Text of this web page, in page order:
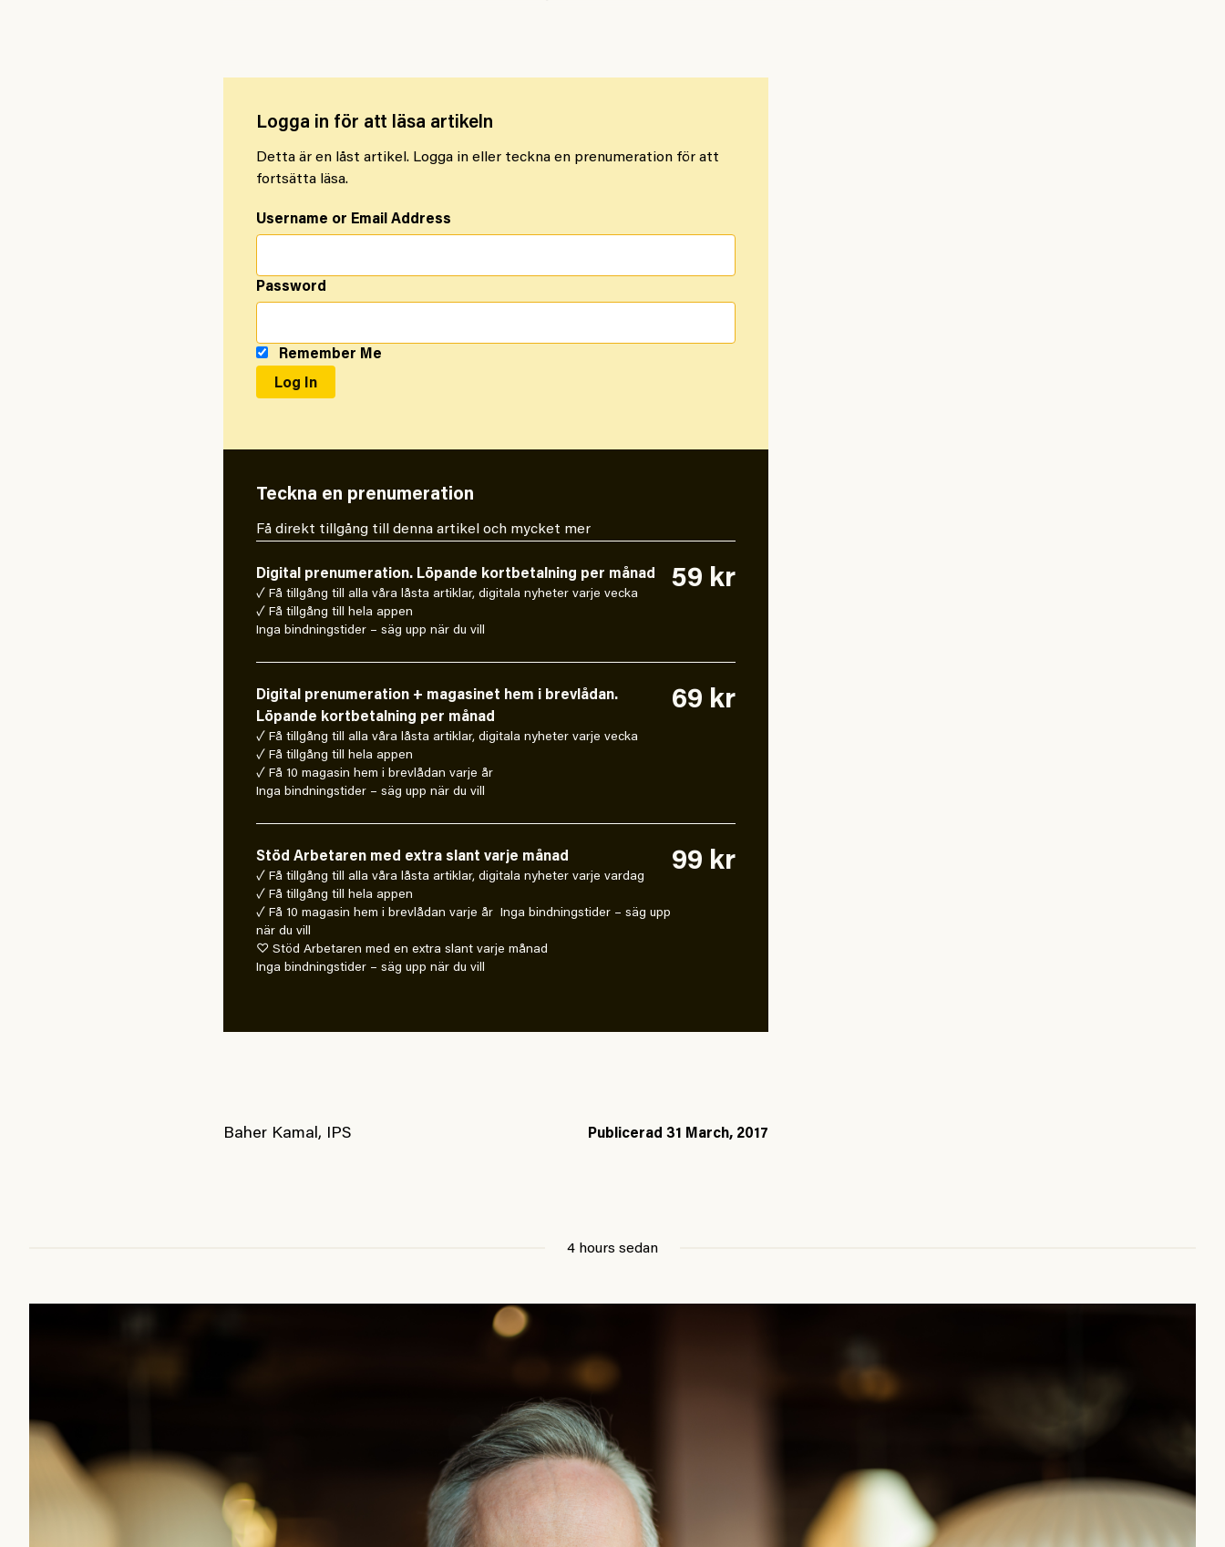
Logga in för att läsa artikeln
Detta är en låst artikel. Logga in eller teckna en prenumeration för att
fortsätta läsa.
Username or Email Address
Password
Remember Me
Teckna en prenumeration
Få direkt tillgång till denna artikel och mycket mer
Digital prenumeration. Löpande kortbetalning per månad
✓ Få tillgång till alla våra låsta artiklar, digitala nyheter varje vecka
✓ Få tillgång till hela appen
Inga bindningstider – säg upp när du vill
59 kr
Digital prenumeration + magasinet hem i brevlådan.
Löpande kortbetalning per månad
✓ Få tillgång till alla våra låsta artiklar, digitala nyheter varje vecka
✓ Få tillgång till hela appen
✓ Få 10 magasin hem i brevlådan varje år
Inga bindningstider – säg upp när du vill
69 kr
Stöd Arbetaren med extra slant varje månad
✓ Få tillgång till alla våra låsta artiklar, digitala nyheter varje vardag
✓ Få tillgång till hela appen
✓ Få 10 magasin hem i brevlådan varje år Inga bindningstider – säg upp
när du vill
♡ Stöd Arbetaren med en extra slant varje månad
Inga bindningstider – säg upp när du vill
99 kr
Baher Kamal, IPS Publicerad 31 March, 2017
4 hours sedan